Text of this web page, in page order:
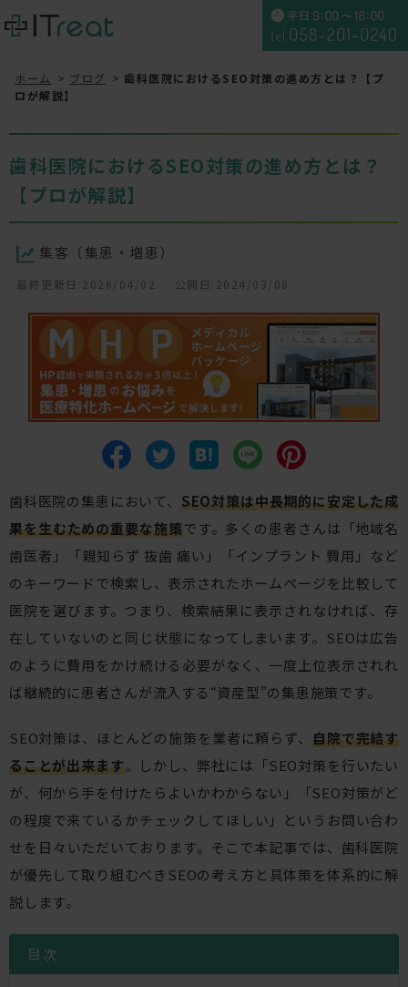
ホーム ブログ
歯科医院におけるSEO対策の進め方とは？【プ
ロが解説】
歯科医院におけるSEO対策の進め方とは？
【プロが解説】
集客（集患・増患）
最終更新日:2026/04/02 公開日:2024/03/08
歯科医院の集患において、 SEO対策は中長期的に安定した成
果を生むための重要な施策です。多くの患者さんは「地域名
歯医者」「親知らず 抜歯 痛い」「インプラント 費用」など
のキーワードで検索し、表示されたホームページを比較して
医院を選びます。つまり、検索結果に表示されなければ、存
在していないのと同じ状態になってしまいます。SEOは広告
のように費用をかけ続ける必要がなく、一度上位表示されれ
ば継続的に患者さんが流入する“資産型”の集患施策です。
SEO対策は、ほとんどの施策を業者に頼らず、 自院で完結す
ることが出来ます。しかし、弊社には「SEO対策を行いたい
が、何から手を付けたらよいかわからない」「SEO対策がど
の程度で来ているかチェックしてほしい」というお問い合わ
せを日々いただいております。そこで本記事では、歯科医院
が優先して取り組むべきSEOの考え方と具体策を体系的に解
説します。
目次